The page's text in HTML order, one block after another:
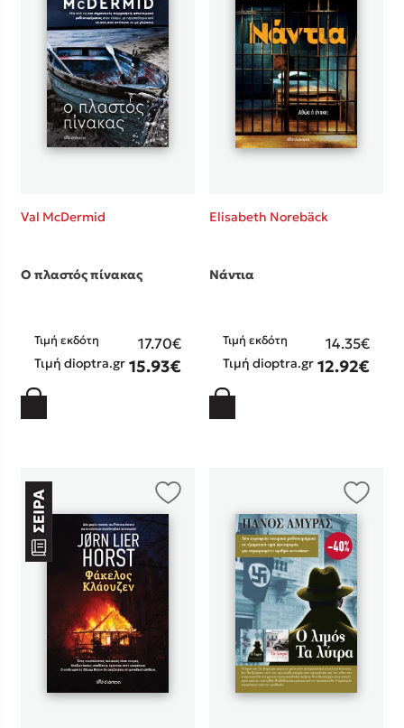
Κώστας Κρομμύδας
Το λιμάνι μου είσαι εσύ
Ένας γίγαντας στο σχολείο
Δανάη Δεληγεώργη
Mel Robbins
Η μέθοδος Αφήστε τους
Val McDermid
Ο πλαστός πίνακας
Τιμή εκδότη 17.70€
Τιμή dioptra.gr 15.93€
Elisabeth Norebäck
Νάντια
Τιμή εκδότη 14.35€
Τιμή dioptra.gr 12.92€